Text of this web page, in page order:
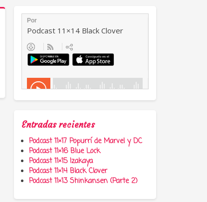
Entradas recientes
Podcast 11×17 Popurrí de Marvel y DC
Podcast 11×16 Blue Lock
Podcast 11×15 Izakaya
Podcast 11×14 Black Clover
Podcast 11×13 Shinkansen (Parte 2)